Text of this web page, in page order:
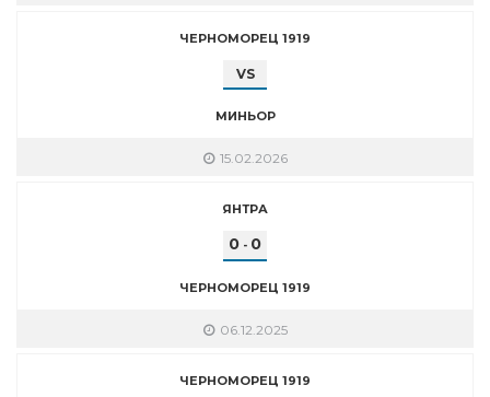
ЧЕРНОМОРЕЦ 1919
VS
МИНЬОР
15.02.2026
ЯНТРА
0 - 0
ЧЕРНОМОРЕЦ 1919
06.12.2025
ЧЕРНОМОРЕЦ 1919